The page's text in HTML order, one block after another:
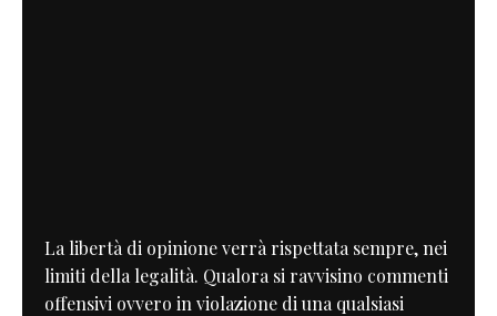
La libertà di opinione verrà rispettata sempre, nei
limiti della legalità. Qualora si ravvisino commenti
offensivi ovvero in violazione di una qualsiasi